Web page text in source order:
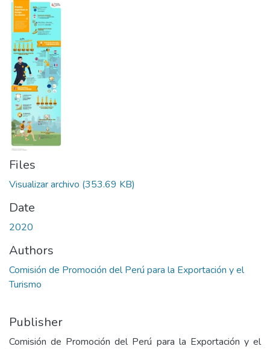
Files
Visualizar archivo (353.69 KB)
Date
2020
Authors
Comisión de Promoción del Perú para la Exportación y el
Turismo
Publisher
Comisión de Promoción del Perú para la Exportación y el